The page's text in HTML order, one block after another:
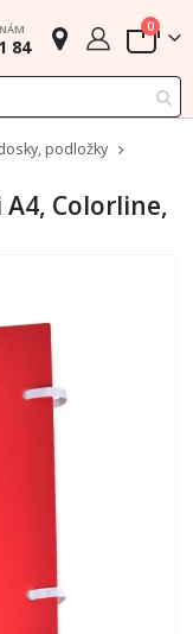
84 Cart
0
podložky
Colorline,